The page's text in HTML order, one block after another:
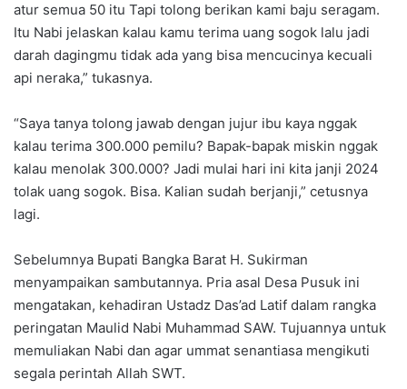
atur semua 50 itu Tapi tolong berikan kami baju seragam.
Itu Nabi jelaskan kalau kamu terima uang sogok lalu jadi
darah dagingmu tidak ada yang bisa mencucinya kecuali
api neraka,” tukasnya.
“Saya tanya tolong jawab dengan jujur ibu kaya nggak
kalau terima 300.000 pemilu? Bapak-bapak miskin nggak
kalau menolak 300.000? Jadi mulai hari ini kita janji 2024
tolak uang sogok. Bisa. Kalian sudah berjanji,” cetusnya
lagi.
Sebelumnya Bupati Bangka Barat H. Sukirman
menyampaikan sambutannya. Pria asal Desa Pusuk ini
mengatakan, kehadiran Ustadz Das’ad Latif dalam rangka
peringatan Maulid Nabi Muhammad SAW. Tujuannya untuk
memuliakan Nabi dan agar ummat senantiasa mengikuti
segala perintah Allah SWT.